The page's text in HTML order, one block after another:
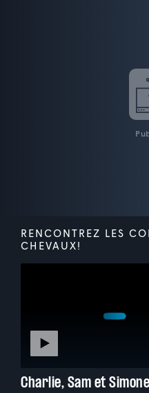
RENCONTREZ LES
CHEVAUX!
Charlie, Sam et Simone